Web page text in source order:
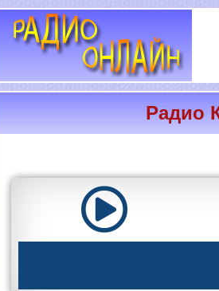
РАДИО ОНЛАЙН
Радио